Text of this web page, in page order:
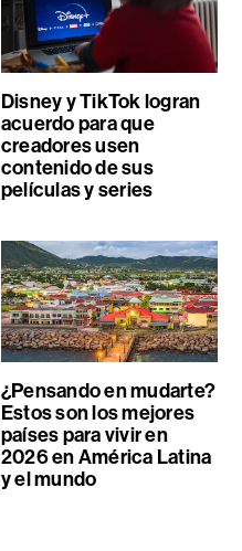
Disney y TikTok logran
acuerdo para que
creadores usen
contenido de sus
películas y series
¿Pensando en mudarte?
Estos son los mejores
países para vivir en
2026 en América Latina
y el mundo